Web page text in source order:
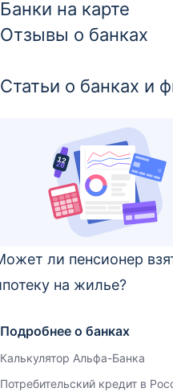
Банки на карте
Отзывы о банках
Статьи о банках и
ли пенсионер
на жилье?
Подробнее о банках
Калькулятор Альфа-Банка
Потребительский кредит в